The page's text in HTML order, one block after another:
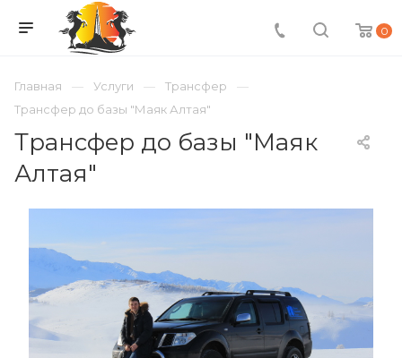
0
Главная Услуги
Трансфер
Трансфер до базы "Маяк Алтая"
Трансфер до базы "Маяк
Алтая"